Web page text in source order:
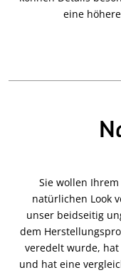
eine
Sie wollen
natürlichen Look
unser beidseitig
dem
veredelt wurde,
und hat eine